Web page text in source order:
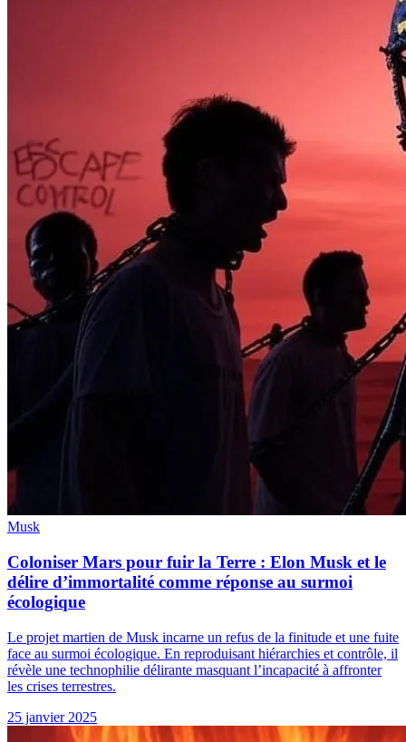
Musk
Coloniser Mars pour fuir la Terre : Elon Musk et le
délire d’immortalité comme réponse au surmoi
écologique
Le projet martien de Musk incarne un refus de la finitude et une fuite
face au surmoi écologique. En reproduisant hiérarchies et contrôle, il
révèle une technophilie délirante masquant l’incapacité à affronter
les crises terrestres.
25 janvier 2025